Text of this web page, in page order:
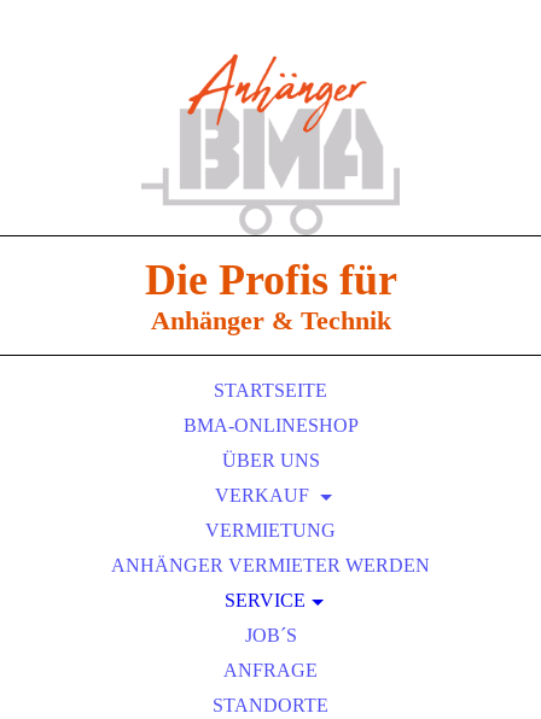
Die Profis für
Anhänger & Technik
STARTSEITE
BMA-ONLINESHOP
ÜBER UNS
VERKAUF
EDUARD ANHÄNGER
HAPERT ANHÄNGER
BMA TRAILER
BMA PLANEN & SPRIEGEL
BMA BORDWANDAUFSÄTZE
BMA AUFFAHRSCHIENEN
VERMIETUNG
ANHÄNGER VERMIETER WERDEN
SERVICE
REPARATUR
BMA KÜHLI | ICE
100KM/H RECHNER
JOB´S
ANFRAGE
STANDORTE